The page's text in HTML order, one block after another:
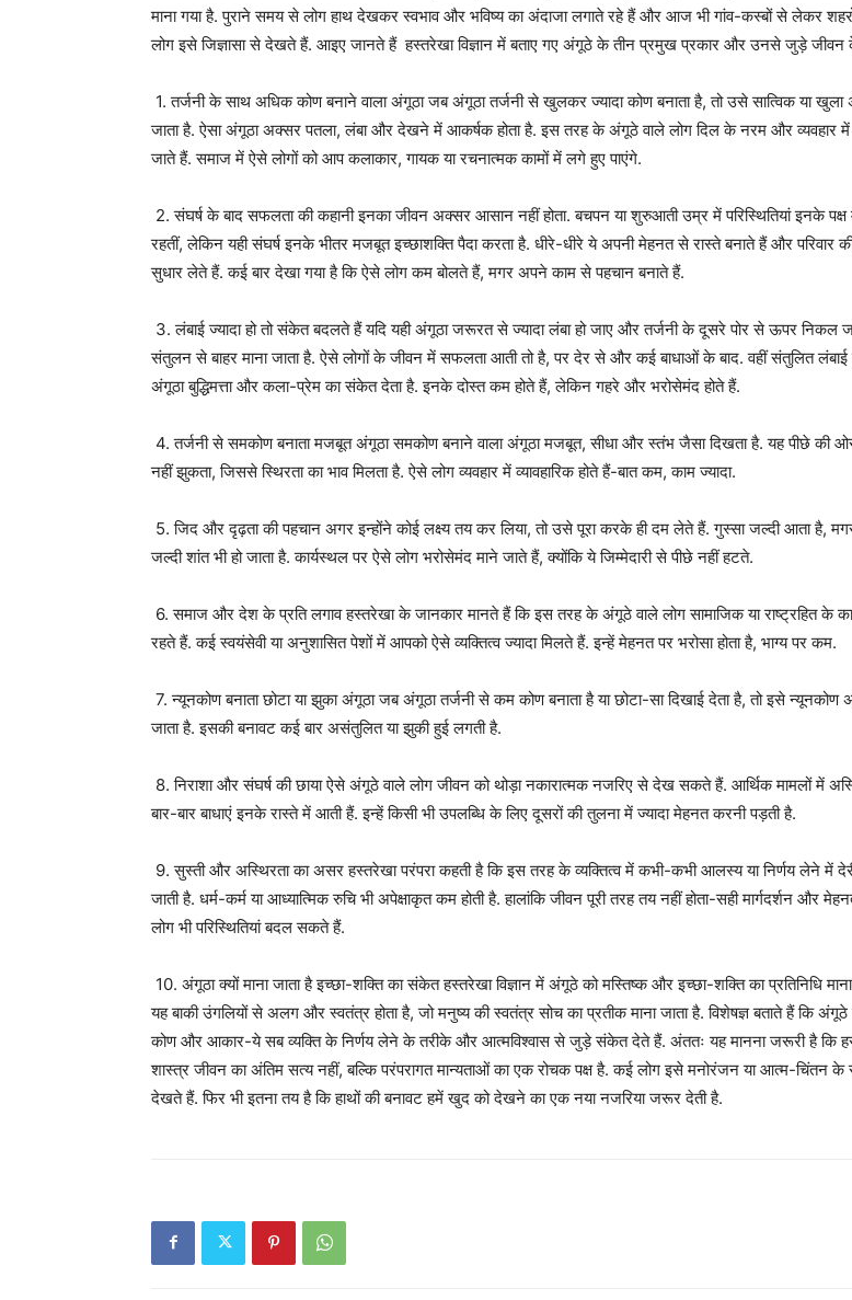
माना गया है. पुराने समय से लोग हाथ देखकर स्वभाव और भविष्य का अंदाजा लगाते रहे हैं और आज भी गांव-कस्बों से लेकर
लोग इसे जिज्ञासा से देखते हैं. आइए जानते हैं हस्तरेखा विज्ञान में बताए गए अंगूठे के तीन प्रमुख प्रकार और उनसे जुड़े
1. तर्जनी के साथ अधिक कोण बनाने वाला अंगूठा जब अंगूठा तर्जनी से खुलकर ज्यादा कोण बनाता है, तो उसे सात्विक या खुला
जाता है. ऐसा अंगूठा अक्सर पतला, लंबा और देखने में आकर्षक होता है. इस तरह के अंगूठे वाले लोग दिल के नरम और व्यवहार
जाते हैं. समाज में ऐसे लोगों को आप कलाकार, गायक या रचनात्मक कामों में लगे हुए पाएंगे.
2. संघर्ष के बाद सफलता की कहानी इनका जीवन अक्सर आसान नहीं होता. बचपन या शुरुआती उम्र में परिस्थितियां इनके पक्ष
रहतीं, लेकिन यही संघर्ष इनके भीतर मजबूत इच्छाशक्ति पैदा करता है. धीरे-धीरे ये अपनी मेहनत से रास्ते बनाते हैं और परिवार
सुधार लेते हैं. कई बार देखा गया है कि ऐसे लोग कम बोलते हैं, मगर अपने काम से पहचान बनाते हैं.
3. लंबाई ज्यादा हो तो संकेत बदलते हैं यदि यही अंगूठा जरूरत से ज्यादा लंबा हो जाए और तर्जनी के दूसरे पोर से ऊपर निकल
संतुलन से बाहर माना जाता है. ऐसे लोगों के जीवन में सफलता आती तो है, पर देर से और कई बाधाओं के बाद. वहीं संतुलित लंबाई
अंगूठा बुद्धिमत्ता और कला-प्रेम का संकेत देता है. इनके दोस्त कम होते हैं, लेकिन गहरे और भरोसेमंद होते हैं.
4. तर्जनी से समकोण बनाता मजबूत अंगूठा समकोण बनाने वाला अंगूठा मजबूत, सीधा और स्तंभ जैसा दिखता है. यह पीछे की ओर
नहीं झुकता, जिससे स्थिरता का भाव मिलता है. ऐसे लोग व्यवहार में व्यावहारिक होते हैं-बात कम, काम ज्यादा.
5. जिद और दृढ़ता की पहचान अगर इन्होंने कोई लक्ष्य तय कर लिया, तो उसे पूरा करके ही दम लेते हैं. गुस्सा जल्दी आता है,
जल्दी शांत भी हो जाता है. कार्यस्थल पर ऐसे लोग भरोसेमंद माने जाते हैं, क्योंकि ये जिम्मेदारी से पीछे नहीं हटते.
6. समाज और देश के प्रति लगाव हस्तरेखा के जानकार मानते हैं कि इस तरह के अंगूठे वाले लोग सामाजिक या राष्ट्रहित के
रहते हैं. कई स्वयंसेवी या अनुशासित पेशों में आपको ऐसे व्यक्तित्व ज्यादा मिलते हैं. इन्हें मेहनत पर भरोसा होता है, भाग्य पर कम.
7. न्यूनकोण बनाता छोटा या झुका अंगूठा जब अंगूठा तर्जनी से कम कोण बनाता है या छोटा-सा दिखाई देता है, तो इसे न्यूनकोण
जाता है. इसकी बनावट कई बार असंतुलित या झुकी हुई लगती है.
8. निराशा और संघर्ष की छाया ऐसे अंगूठे वाले लोग जीवन को थोड़ा नकारात्मक नजरिए से देख सकते हैं. आर्थिक मामलों में
बार-बार बाधाएं इनके रास्ते में आती हैं. इन्हें किसी भी उपलब्धि के लिए दूसरों की तुलना में ज्यादा मेहनत करनी पड़ती है.
9. सुस्ती और अस्थिरता का असर हस्तरेखा परंपरा कहती है कि इस तरह के व्यक्तित्व में कभी-कभी आलस्य या निर्णय लेने में
जाती है. धर्म-कर्म या आध्यात्मिक रुचि भी अपेक्षाकृत कम होती है. हालांकि जीवन पूरी तरह तय नहीं होता-सही मार्गदर्शन और
लोग भी परिस्थितियां बदल सकते हैं.
10. अंगूठा क्यों माना जाता है इच्छा-शक्ति का संकेत हस्तरेखा विज्ञान में अंगूठे को मस्तिष्क और इच्छा-शक्ति का प्रतिनिधि
यह बाकी उंगलियों से अलग और स्वतंत्र होता है, जो मनुष्य की स्वतंत्र सोच का प्रतीक माना जाता है. विशेषज्ञ बताते हैं कि
कोण और आकार-ये सब व्यक्ति के निर्णय लेने के तरीके और आत्मविश्वास से जुड़े संकेत देते हैं. अंततः यह मानना जरूरी है कि
शास्त्र जीवन का अंतिम सत्य नहीं, बल्कि परंपरागत मान्यताओं का एक रोचक पक्ष है. कई लोग इसे मनोरंजन या आत्म-चिंतन
देखते हैं. फिर भी इतना तय है कि हाथों की बनावट हमें खुद को देखने का एक नया नजरिया जरूर देती है.